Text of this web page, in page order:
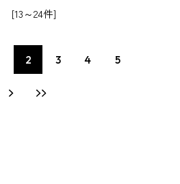
[13～24件]
2 3 4 5